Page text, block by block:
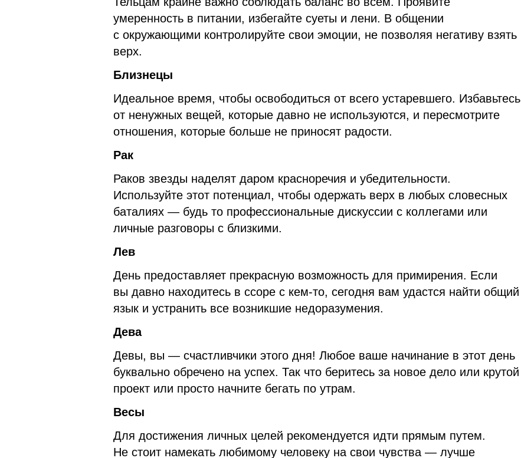
умеренность в питании, избегайте суеты и лени. В общении
с окружающими контролируйте свои эмоции, не позволяя негативу взять
верх.
Близнецы
Идеальное время, чтобы освободиться от всего устаревшего. Избавьтесь
от ненужных вещей, которые давно не используются, и пересмотрите
отношения, которые больше не приносят радости.
Рак
Раков звезды наделят даром красноречия и убедительности.
Используйте этот потенциал, чтобы одержать верх в любых словесных
баталиях — будь то профессиональные дискуссии с коллегами или
личные разговоры с близкими.
Лев
День предоставляет прекрасную возможность для примирения. Если
вы давно находитесь в ссоре с кем-то, сегодня вам удастся найти общий
язык и устранить все возникшие недоразумения.
Дева
Девы, вы — счастливчики этого дня! Любое ваше начинание в этот день
буквально обречено на успех. Так что беритесь за новое дело или крутой
проект или просто начните бегать по утрам.
Весы
Для достижения личных целей рекомендуется идти прямым путем.
Не стоит намекать любимому человеку на свои чувства — лучше